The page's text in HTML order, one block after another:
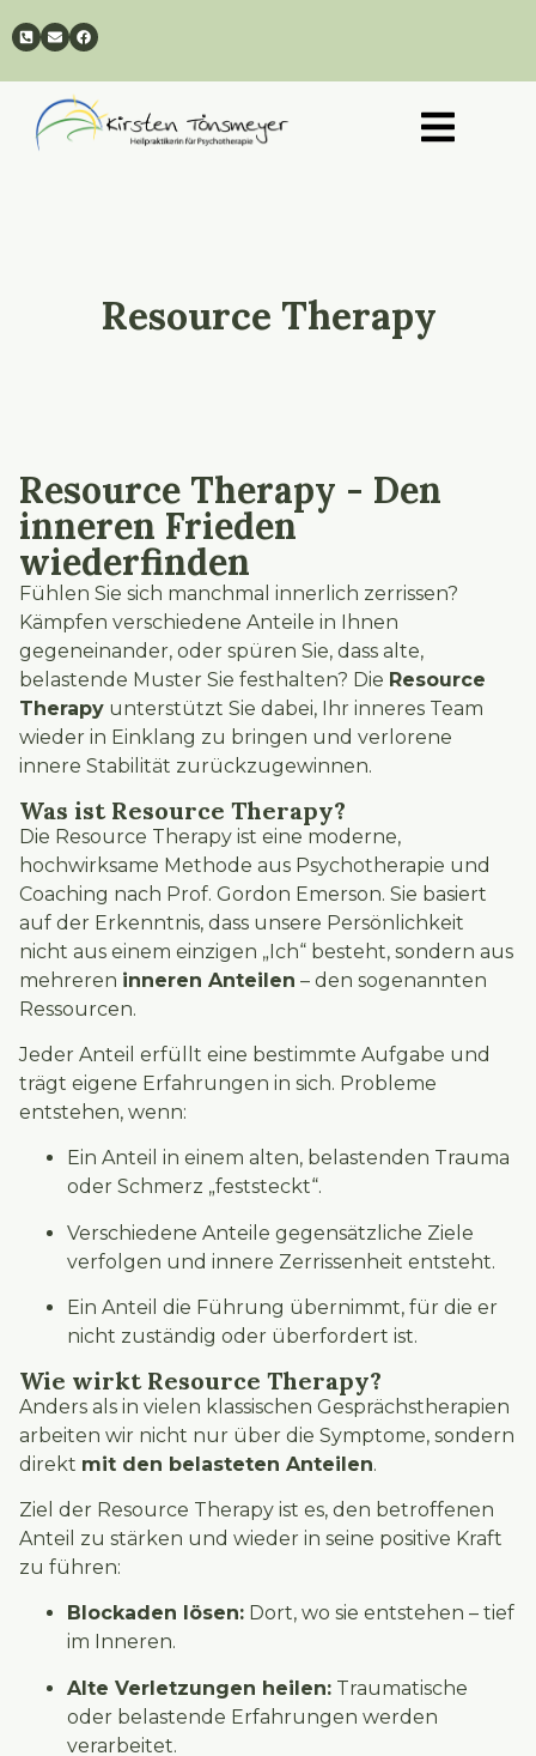
Resource Therapy
Resource Therapy - Den
inneren Frieden
wiederfinden
Fühlen Sie sich manchmal innerlich zerrissen?
Kämpfen verschiedene Anteile in Ihnen
gegeneinander, oder spüren Sie, dass alte,
belastende Muster Sie festhalten? Die Resource
Therapy unterstützt Sie dabei, Ihr inneres Team
wieder in Einklang zu bringen und verlorene
innere Stabilität zurückzugewinnen.
Was ist Resource Therapy?
Die Resource Therapy ist eine moderne,
hochwirksame Methode aus Psychotherapie und
Coaching nach Prof. Gordon Emerson. Sie basiert
auf der Erkenntnis, dass unsere Persönlichkeit
nicht aus einem einzigen „Ich“ besteht, sondern aus
mehreren inneren Anteilen – den sogenannten
Ressourcen.
Jeder Anteil erfüllt eine bestimmte Aufgabe und
trägt eigene Erfahrungen in sich. Probleme
entstehen, wenn:
Ein Anteil in einem alten, belastenden Trauma
oder Schmerz „feststeckt“.
Verschiedene Anteile gegensätzliche Ziele
verfolgen und innere Zerrissenheit entsteht.
Ein Anteil die Führung übernimmt, für die er
nicht zuständig oder überfordert ist.
Wie wirkt Resource Therapy?
Anders als in vielen klassischen Gesprächstherapien
arbeiten wir nicht nur über die Symptome, sondern
direkt mit den belasteten Anteilen.
Ziel der Resource Therapy ist es, den betroffenen
Anteil zu stärken und wieder in seine positive Kraft
zu führen:
Blockaden lösen: Dort, wo sie entstehen – tief
im Inneren.
Alte Verletzungen heilen: Traumatische
oder belastende Erfahrungen werden
verarbeitet.